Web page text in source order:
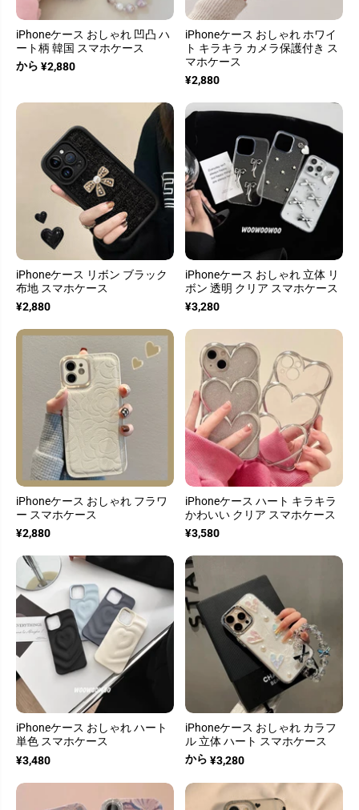
iPhoneケース おしゃれ 凹凸 ハ
ート柄 韓国 スマホケース
から ¥2,880
iPhoneケース おしゃれ ホワイ
ト キラキラ カメラ保護付き ス
マホケース
¥2,880
iPhoneケース リボン ブラック
布地 スマホケース
¥2,880
iPhoneケース おしゃれ 立体 リ
ボン 透明 クリア スマホケース
¥3,280
iPhoneケース おしゃれ フラワ
ー スマホケース
¥2,880
iPhoneケース ハート キラキラ
かわいい クリア スマホケース
¥3,580
iPhoneケース おしゃれ ハート
単色 スマホケース
¥3,480
iPhoneケース おしゃれ カラフ
ル 立体 ハート スマホケース
から ¥3,280